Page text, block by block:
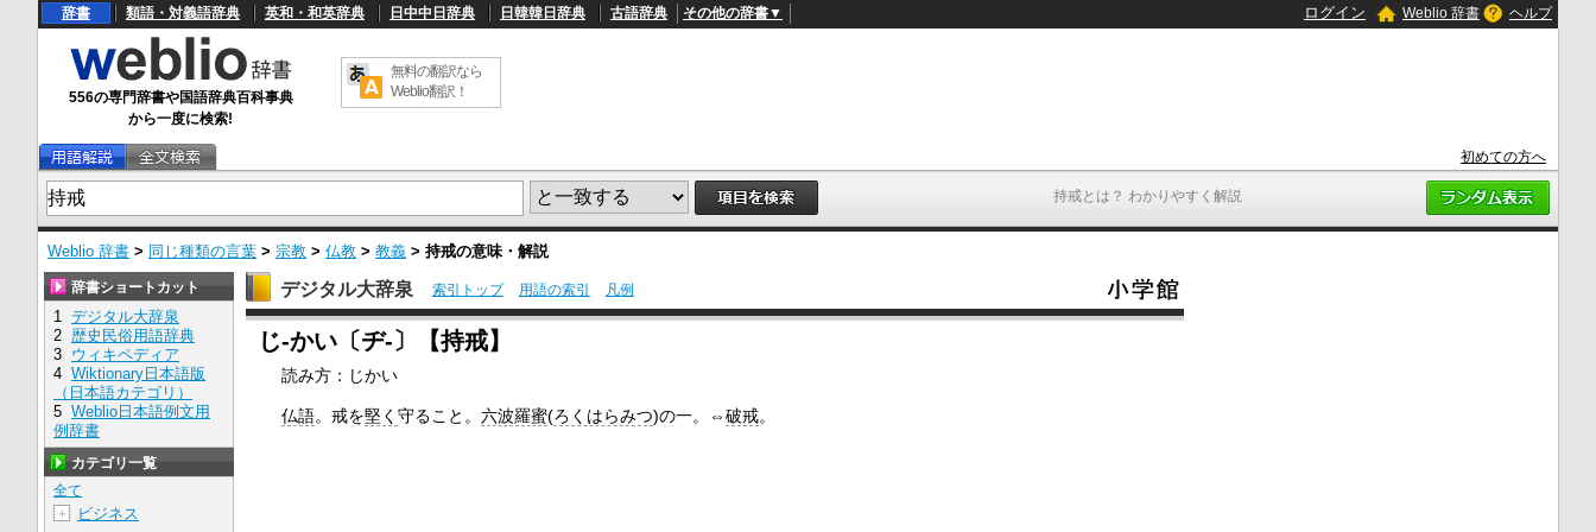
持戒とは？ わかりやすく解説
辞書 類語・対義語辞典 英和・和英辞典 日中中日辞典 日韓韓日辞典 古語辞典 その他の辞書▼ ログイン Weblio 辞書 ヘルプ
556の専門辞書や国語辞典百科事典
から一度に検索!
無料の翻訳なら
Weblio翻訳！
初めての方へ
Weblio 辞書 > 同じ種類の言葉 > 宗教 > 仏教 > 教義 > 持戒の意味・解説
U
n
e
/
L
:
デジタル大辞泉 索引トップ 用語の索引 凡例
じ‐かい〔ヂ‐〕【持戒】
読み方：じかい
仏語。戒を堅く守ること。六波羅蜜(ろくはらみつ)の一。⇔破戒。
辞書ショートカット
1 デジタル大辞泉
2 歴史民俗用語辞典
3 ウィキペディア
4 Wiktionary日本語版
（日本語カテゴリ）
5 Weblio日本語例文用
例辞書
カテゴリ一覧
全て
＋
ビジネス